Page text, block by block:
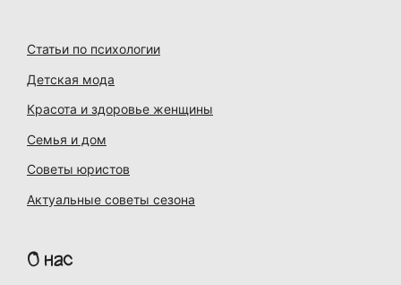
Статьи по психологии
Детская мода
Красота и здоровье женщины
Семья и дом
Советы юристов
Актуальные советы сезона
О нас